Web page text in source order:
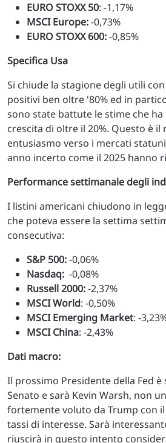
EURO STOXX 50: -1,17%
MSCI Europe:-0,73%
EURO STOXX 600:-0,85%
Specifica Usa
Si chiude la stagione degli utili
positivi ben oltre '80% ed in
sono state battute le stime che
crescita di oltre il 20%. Questo è
entusiasmo verso i mercati
anno incerto come il 2025 hanno
Performance settimanale degli
I listini americani chiudono in
che poteva essere la settima
consecutiva:
S&P 500:-0,06%
Nasdaq: -0,08%
Russell 2000:-2,37%
MSCI World: -0,50%
MSCI Emerging Market: -
MSCI China: -2,43%
Dati macro:
Il prossimo Presidente della Fed
Senato e sarà Kevin Warsh, non
fortemente voluto da Trump con
tassi di interesse. Sarà
riuscirà in questo intento